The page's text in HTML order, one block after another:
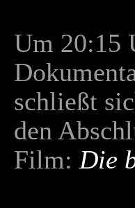
Um 20:15
schließt
den
Film: Die